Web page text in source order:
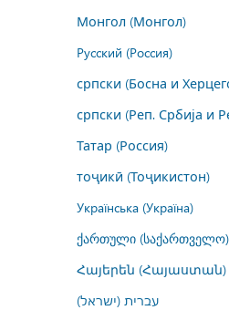
Монгол (Монгол)
Русский (Россия)
српски (Босна и
српски (Реп. Србија и
Татар (Россия)
тоҷикӣ (Тоҷикистон)
Українська (Україна)
ქართული (საქართველო)
Հայերեն (Հայաստան)
עברית (ישראל)